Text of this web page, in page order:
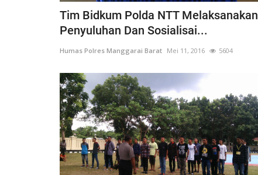
Tim Bidkum Polda NTT Melaksanakan
Penyuluhan Dan Sosialisai...
Humas Polres Manggarai Barat Mei 11, 2016 5604